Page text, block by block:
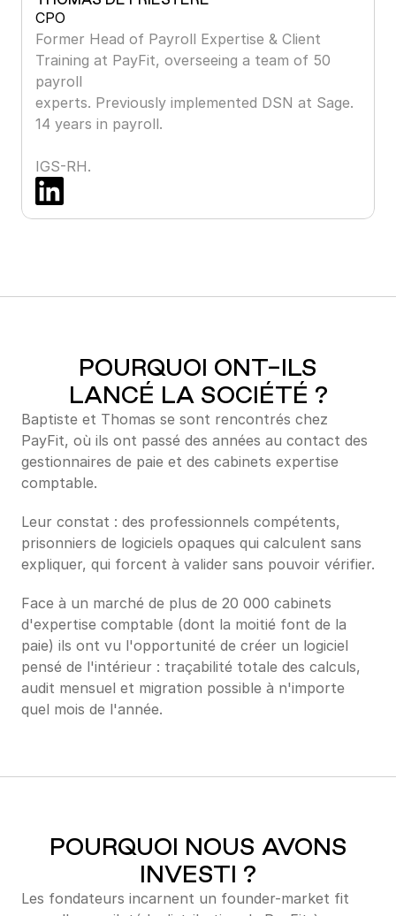
CPO
Former Head of Payroll Expertise & Client
Training at PayFit, overseeing a team of 50
payroll
experts. Previously implemented DSN at Sage.
14 years in payroll.
IGS-RH.
POURQUOI ONT-ILS
LANCÉ LA SOCIÉTÉ ?
Baptiste et Thomas se sont rencontrés chez
PayFit, où ils ont passé des années au contact des
gestionnaires de paie et des cabinets expertise
comptable.
Leur constat : des professionnels compétents,
prisonniers de logiciels opaques qui calculent sans
expliquer, qui forcent à valider sans pouvoir vérifier.
Face à un marché de plus de 20 000 cabinets
d'expertise comptable (dont la moitié font de la
paie) ils ont vu l'opportunité de créer un logiciel
pensé de l'intérieur : traçabilité totale des calculs,
audit mensuel et migration possible à n'importe
quel mois de l'année.
POURQUOI NOUS AVONS
INVESTI ?
Les fondateurs incarnent un founder-market fit